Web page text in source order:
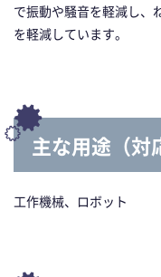
で振動や騒音を軽減し、
を軽減しています。
主な用途（対
工作機械、ロボット